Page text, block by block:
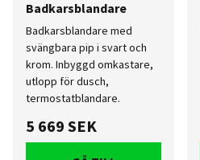
Badkarsblandare
Badkarsblandare med
svängbara pip i svart och
krom. Inbyggd omkastare,
utlopp för dusch,
termostatblandare.
5 669 SEK